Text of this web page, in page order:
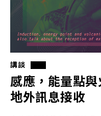
講談
感應，能量點
地外訊息接收